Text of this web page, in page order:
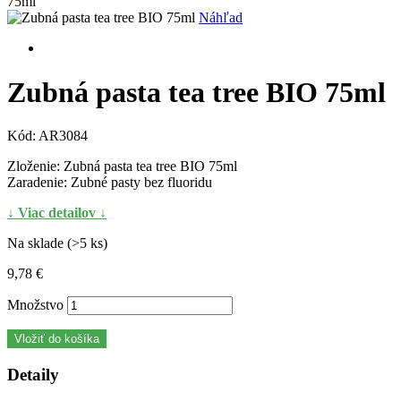
Náhľad
Zubná pasta tea tree BIO 75ml
Kód: AR3084
Zloženie: Zubná pasta tea tree BIO 75ml
Zaradenie: Zubné pasty bez fluoridu
↓ Viac detailov ↓
Na sklade (>5 ks)
9,78 €
Množstvo
Vložiť do košíka
Detaily